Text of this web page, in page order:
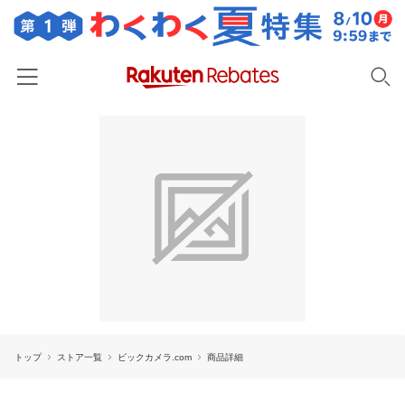
ファッション・インナー・小物
キッズ・ベビー用品
電子書籍特集
トップ ストア一覧 ビックカメラ.com 商品詳細